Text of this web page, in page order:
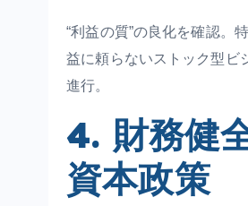
“利益の質”の良化を確認。
益に頼らないストック型ビ
進行。
4. 財務健
資本政策